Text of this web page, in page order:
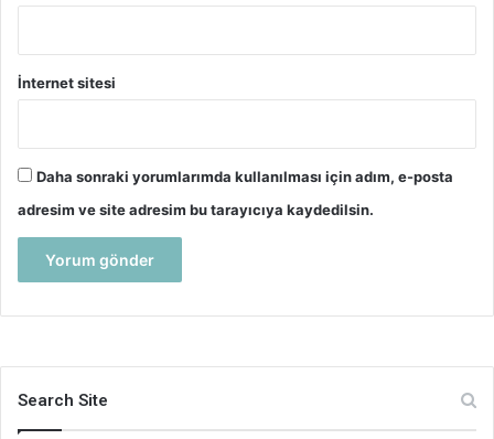
İnternet sitesi
Daha sonraki yorumlarımda kullanılması için adım, e-posta
adresim ve site adresim bu tarayıcıya kaydedilsin.
Search Site